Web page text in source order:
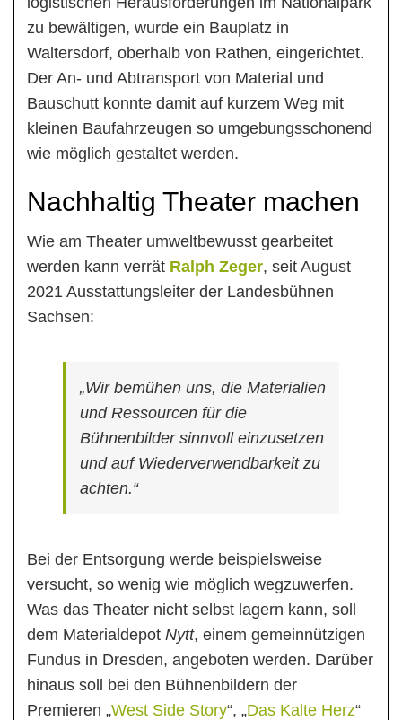
zu bewältigen, wurde ein Bauplatz in
Waltersdorf, oberhalb von Rathen, eingerichtet.
Der An- und Abtransport von Material und
Bauschutt konnte damit auf kurzem Weg mit
kleinen Baufahrzeugen so umgebungsschonend
wie möglich gestaltet werden.
Nachhaltig Theater machen
Wie am Theater umweltbewusst gearbeitet
werden kann verrät Ralph Zeger, seit August
2021 Ausstattungsleiter der Landesbühnen
Sachsen:
„Wir bemühen uns, die Materialien
und Ressourcen für die
Bühnenbilder sinnvoll einzusetzen
und auf Wiederverwendbarkeit zu
achten.“
Bei der Entsorgung werde beispielsweise
versucht, so wenig wie möglich wegzuwerfen.
Was das Theater nicht selbst lagern kann, soll
dem Materialdepot Nytt, einem gemeinnützigen
Fundus in Dresden, angeboten werden. Darüber
hinaus soll bei den Bühnenbildern der
Premieren „West Side Story“, „Das Kalte Herz“